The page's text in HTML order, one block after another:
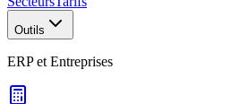
Outils
ERP et Entreprises